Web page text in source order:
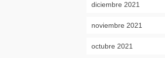
diciembre 2021
noviembre 2021
octubre 2021